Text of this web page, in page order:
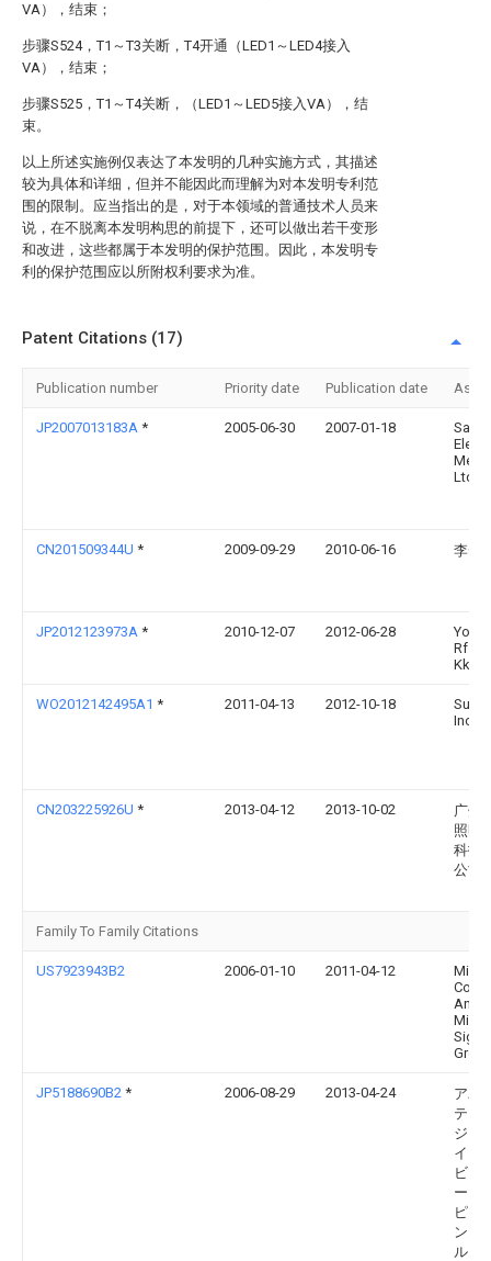
VA），结束；
步骤S524，T1～T3关断，T4开通（LED1～LED4接入
VA），结束；
步骤S525，T1～T4关断，（LED1～LED5接入VA），结
束。
以上所述实施例仅表达了本发明的几种实施方式，其描述
较为具体和详细，但并不能因此而理解为对本发明专利范
围的限制。应当指出的是，对于本领域的普通技术人员来
说，在不脱离本发明构思的前提下，还可以做出若干变形
和改进，这些都属于本发明的保护范围。因此，本发明专
利的保护范围应以所附权利要求为准。
Patent Citations (17)
Publication number Priority date Publication date
JP2007013183A * 2005-06-30 2007-01-18
Mech
Ltd
CN201509344U * 2009-09-29 2010-06-16 李云
JP2012123973A * 2010-12-07 2012-06-28
Rf
Kk
WO2012142495A1 * 2011-04-13 2012-10-18
Inc.
CN203225926U * 2013-04-12 2013-10-02
广州
照明
科技
公司
Family To Family Citations
US7923943B2 2006-01-10 2011-04-12
Mixed
JP5188690B2 * 2006-08-29 2013-04-24
アバ
テク
ジー
イー
ビー
ー・
ピー
ンガ
ル）